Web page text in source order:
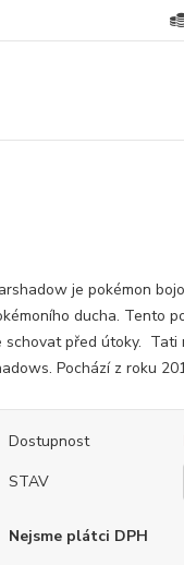
je pokémon
ducha. Tento
schovat před útoky.
Pochází z roku
Dostupnost
STAV
Nejsme plátci DPH